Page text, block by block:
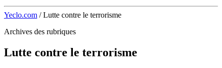
Yeclo.com / Lutte contre le terrorisme
Archives des rubriques
Lutte contre le terrorisme